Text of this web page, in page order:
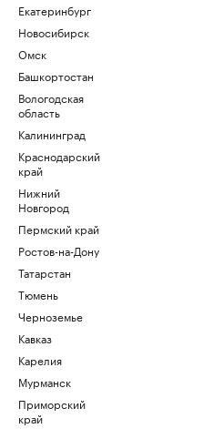
Екатеринбург
Новосибирск
Омск
Башкортостан
Вологодская
область
Калининград
Краснодарский
край
Нижний
Новгород
Пермский край
Ростов-на-Дону
Татарстан
Тюмень
Черноземье
Кавказ
Карелия
Мурманск
Приморский
край